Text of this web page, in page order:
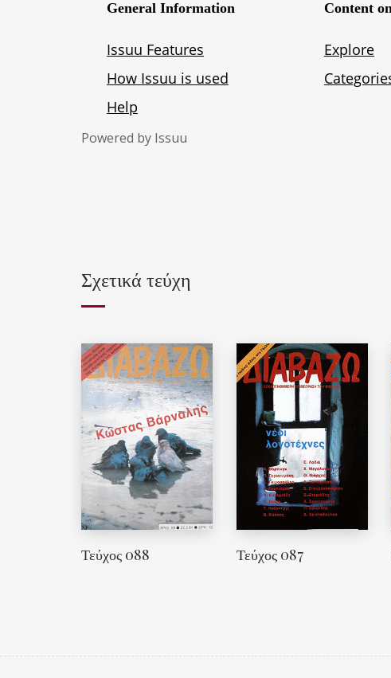
Powered by Issuu
Σχετικά τεύχη
Τεύχος 088 Τεύχος 087